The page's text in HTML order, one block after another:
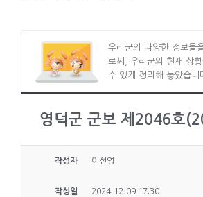
우리군의 다양한 정보들
로써, 우리군의 현재 상
수 있게 정리해 놓았습니
영덕군 군보 제2046호
작성자 이선영
작성일 2024-12-09 17:30